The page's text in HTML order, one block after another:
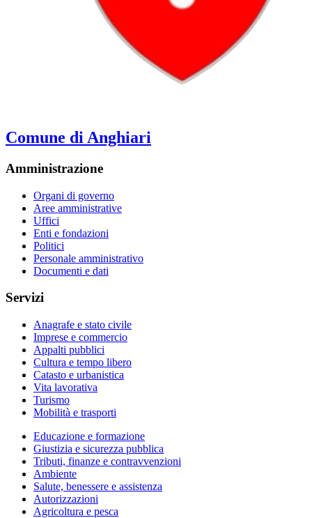
Comune di Anghiari
Amministrazione
Organi di governo
Aree amministrative
Uffici
Enti e fondazioni
Politici
Personale amministrativo
Documenti e dati
Servizi
Anagrafe e stato civile
Imprese e commercio
Appalti pubblici
Cultura e tempo libero
Catasto e urbanistica
Vita lavorativa
Turismo
Mobilità e trasporti
Educazione e formazione
Giustizia e sicurezza pubblica
Tributi, finanze e contravvenzioni
Ambiente
Salute, benessere e assistenza
Autorizzazioni
Agricoltura e pesca